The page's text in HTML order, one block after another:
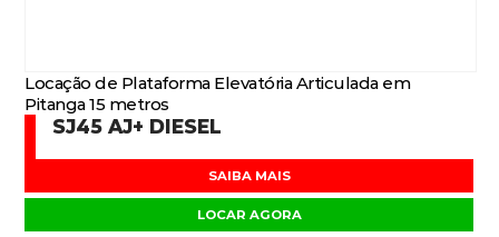
Locação de Plataforma Elevatória Articulada em
Pitanga 15 metros
SJ45 AJ+ DIESEL
SAIBA MAIS
LOCAR AGORA